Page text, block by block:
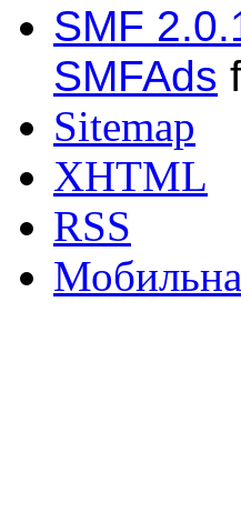
SMF
SMFAds
Sitemap
XHTML
RSS